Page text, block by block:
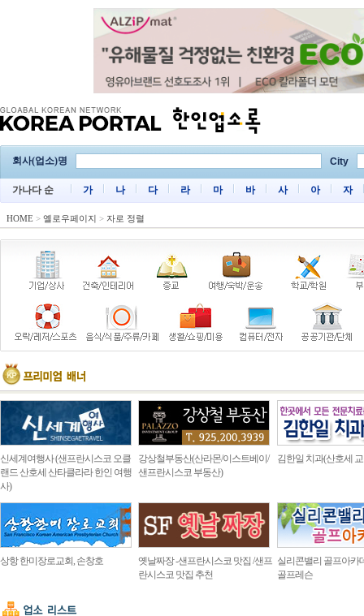
회사(업소)명 City
가나다 순 가 나 다 라 마 바 사 아 자
HOME > 옐로우페이지 > 자로 정렬
신세계여행사 (샌프란시스코 오클
랜드 산호세 산타클라라 한인 여행
사)
강상철부동산(산라몬/이스트베이/
샌프란시스코 부동산)
김한일 치과(산호세
상항 한미장로교회, 손창호
옛날짜장 -샌프란시스코 맛집 /샌프
란시스코 맛집 추천
실리콘밸리 골프아카
골프레슨